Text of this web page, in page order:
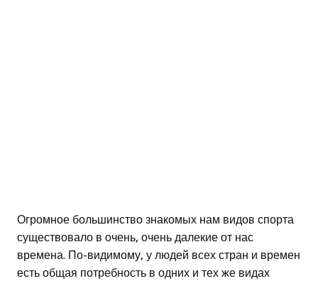
Огромное большинство знакомых нам видов спорта
существовало в очень, очень далекие от нас
времена. По-видимому, у людей всех стран и времен
есть общая потребность в одних и тех же видах